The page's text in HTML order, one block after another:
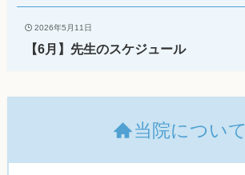
2026年5月11日
【6月】先生のスケジュール
当院について